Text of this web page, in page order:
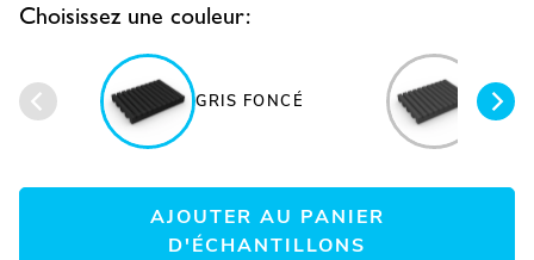
Choisissez une couleur:
GRIS FONCÉ
AJOUTER AU PANIER
D'ÉCHANTILLONS